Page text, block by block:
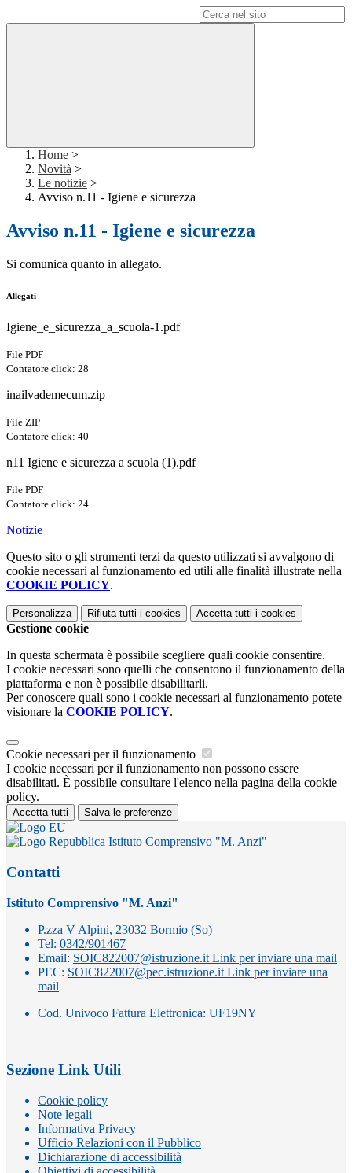
Home >
Novità >
Le notizie >
Avviso n.11 - Igiene e sicurezza
Avviso n.11 - Igiene e sicurezza
Si comunica quanto in allegato.
Allegati
Igiene_e_sicurezza_a_scuola-1.pdf
File PDF
Contatore click: 28
inailvademecum.zip
File ZIP
Contatore click: 40
n11 Igiene e sicurezza a scuola (1).pdf
File PDF
Contatore click: 24
Notizie
Questo sito o gli strumenti terzi da questo utilizzati si avvalgono di
cookie necessari al funzionamento ed utili alle finalità illustrate nella
COOKIE POLICY.
Personalizza Rifiuta tutti i cookies Accetta tutti i cookies
Gestione cookie
In questa schermata è possibile scegliere quali cookie consentire.
I cookie necessari sono quelli che consentono il funzionamento della
piattaforma e non è possibile disabilitarli.
Per conoscere quali sono i cookie necessari al funzionamento potete
visionare la COOKIE POLICY.
Cookie necessari per il funzionamento
I cookie necessari per il funzionamento non possono essere
disabilitati. È possibile consultare l'elenco nella pagina della cookie
policy.
Accetta tutti Salva le preferenze
Istituto Comprensivo "M. Anzi"
Contatti
Istituto Comprensivo "M. Anzi"
P.zza V Alpini, 23032 Bormio (So)
Tel: 0342/901467
Email: SOIC822007@istruzione.it Link per inviare una mail
PEC: SOIC822007@pec.istruzione.it Link per inviare una
mail
Cod. Univoco Fattura Elettronica: UF19NY
Sezione Link Utili
Cookie policy
Note legali
Informativa Privacy
Ufficio Relazioni con il Pubblico
Dichiarazione di accessibilità